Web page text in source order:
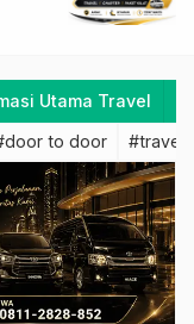
Utama Travel
to door #travel